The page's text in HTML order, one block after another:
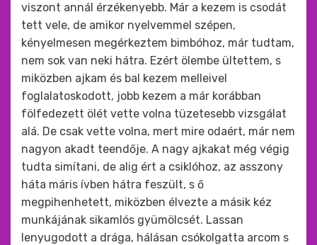
viszont annál érzékenyebb. Már a kezem is csodát
tett vele, de amikor nyelvemmel szépen,
kényelmesen megérkeztem bimbóhoz, már tudtam,
nem sok van neki hátra. Ezért ölembe ültettem, s
miközben ajkam és bal kezem melleivel
foglalatoskodott, jobb kezem a már korábban
fölfedezett ölét vette volna tüzetesebb vizsgálat
alá. De csak vette volna, mert mire odaért, már nem
nagyon akadt teendője. A nagy ajkakat még végig
tudta simítani, de alig ért a csiklóhoz, az asszony
háta máris ívben hátra feszült, s ő
megpihenhetett, miközben élvezte a másik kéz
munkájának sikamlós gyümölcsét. Lassan
lenyugodott a drága, hálásan csókolgatta arcom s